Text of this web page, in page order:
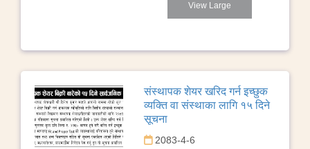
View Large
संस्थापक शेयर खरिद गर्न इच्छुक
व्यक्ति वा संस्थाका लागि १५ दिने
सूचना
2083-4-6